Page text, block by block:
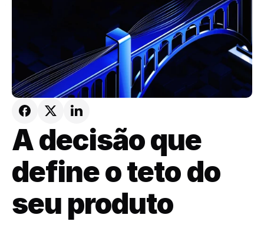
A decisão que
define o teto do
seu produto